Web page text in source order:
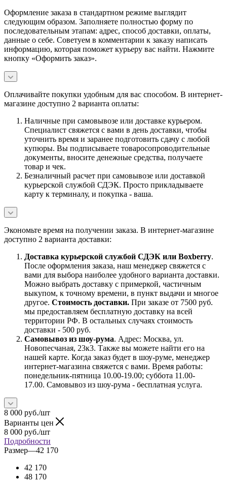
Оформление заказа в стандартном режиме выглядит
следующим образом. Заполняете полностью форму по
последовательным этапам: адрес, способ доставки, оплаты,
данные о себе. Советуем в комментарии к заказу написать
информацию, которая поможет курьеру вас найти. Нажмите
кнопку «Оформить заказ».
Оплачивайте покупки удобным для вас способом. В интернет-
магазине доступно 2 варианта оплаты:
Наличные при самовывозе или доставке курьером.
Специалист свяжется с вами в день доставки, чтобы
уточнить время и заранее подготовить сдачу с любой
купюры. Вы подписываете товаросопроводительные
документы, вносите денежные средства, получаете
товар и чек.
Безналичный расчет при самовывозе или доставкой
курьерской службой СДЭК. Просто прикладываете
карту к терминалу, и покупка - ваша.
Экономьте время на получении заказа. В интернет-магазине
доступно 2 варианта доставки:
Доставка курьерской службой СДЭК или Boxberry.
После оформления заказа, наш менеджер свяжется с
вами для выбора наиболее удобного варианта доставки.
Можно выбрать доставку с примеркой, частичным
выкупом, к точному времени, в пункт выдачи и многое
другое. Стоимость доставки. При заказе от 7500 руб.
мы предоставляем бесплатную доставку на всей
территории РФ. В остальных случаях стоимость
доставки - 500 руб.
Самовывоз из шоу-рума. Адрес: Москва, ул.
Новопесчаная, 23к3. Также вы можете найти его на
нашей карте. Когда заказ будет в шоу-руме, менеджер
интернет-магазина свяжется с вами. Время работы:
понедельник-пятница 10.00-19.00; суббота 11.00-
17.00. Самовывоз из шоу-рума - бесплатная услуга.
8 000 руб./шт
Варианты цен
8 000 руб./шт
Подробности
Размер—42 170
42 170
48 170